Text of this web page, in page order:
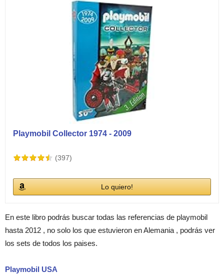
Playmobil Collector 1974 - 2009
(397)
Lo quiero!
En este libro podrás buscar todas las referencias de playmobil
hasta 2012 , no solo los que estuvieron en Alemania , podrás ver
los sets de todos los paises.
Playmobil USA